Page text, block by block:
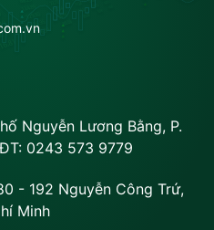
Nguyễn Lương Bằng, P.
0243 573 9779
- 192 Nguyễn Công Trứ,
Minh